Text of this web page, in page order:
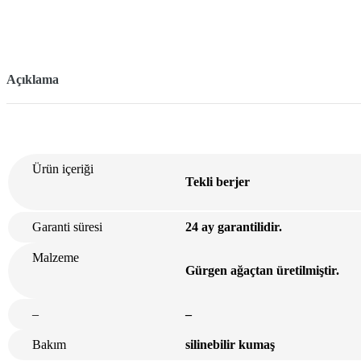
Açıklama
Ürün içeriği
Tekli berjer
Garanti süresi 24 ay garantilidir.
Malzeme
Gürgen ağaçtan üretilmiştir.
– –
Bakım silinebilir kumaş